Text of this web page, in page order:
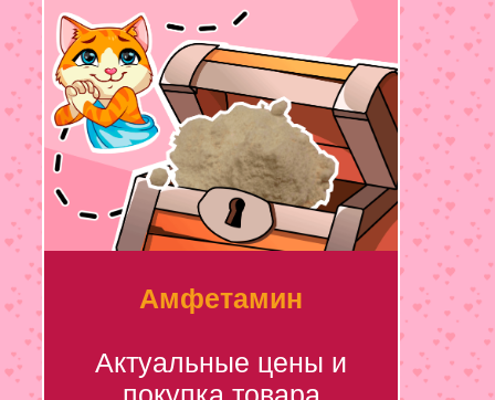
Амфетамин
Актуальные цены и